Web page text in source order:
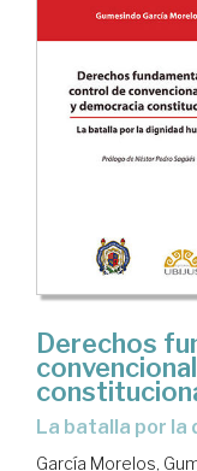
Derechos
la batalla por la
García Morelos,